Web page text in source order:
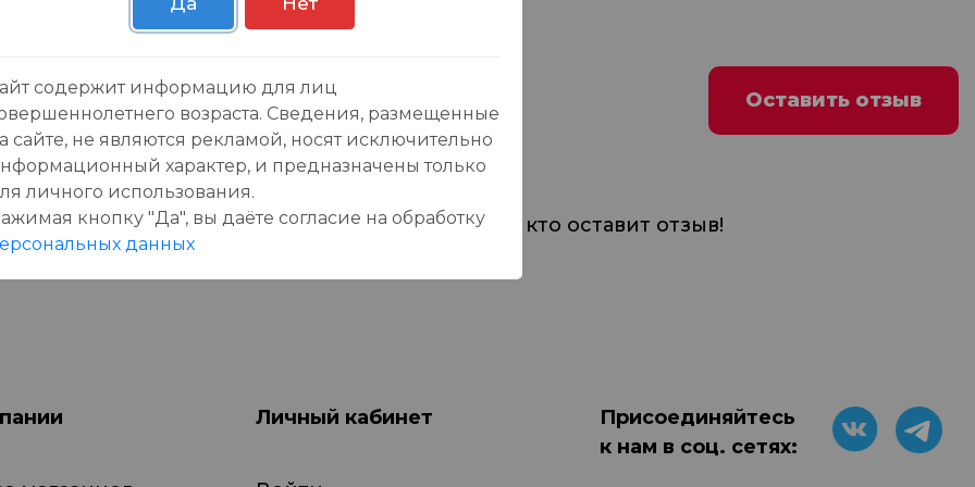
Оставить отзыв
товара еще нет отзывов, будьте первым, кто оставит отзыв!
Личный кабинет
Присоединяйтесь
к нам в соц. сетях:
содержит информацию для лиц
возраста. Сведения, размещенные
сайте, не являются рекламой, носят исключительно
характер, и предназначены только
личного использования.
кнопку "Да", вы даёте cогласие на обработку
данных